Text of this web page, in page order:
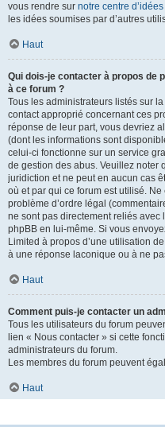
vous rendre sur notre centre d’idées
les idées soumises par d’autres
Haut
Qui dois-je contacter à propos de
à ce forum ?
Tous les administrateurs listés sur
contact approprié concernant ces
réponse de leur part, vous devriez
(dont les informations sont
celui-ci fonctionne sur un service
de gestion des abus. Veuillez noter
juridiction et ne peut en aucun cas
où et par qui ce forum est utilisé.
problème d’ordre légal
ne sont pas directement reliés avec
phpBB en lui-même. Si vous
Limited à propos d’une utilisation
à une réponse laconique ou à ne
Haut
Comment puis-je contacter un
Tous les utilisateurs du forum
lien « Nous contacter » si cette
administrateurs du forum.
Les membres du forum peuvent
Haut